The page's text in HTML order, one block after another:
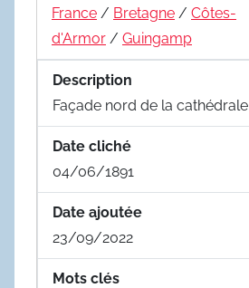
France / Bretagne / Côtes-
d'Armor / Guingamp
Description
Façade nord de la cathédrale
Date cliché
04/06/1891
Date ajoutée
23/09/2022
Mots clés